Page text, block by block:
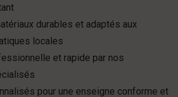
durables et adaptés aux
locales
et rapide par nos
pour une enseigne conforme et